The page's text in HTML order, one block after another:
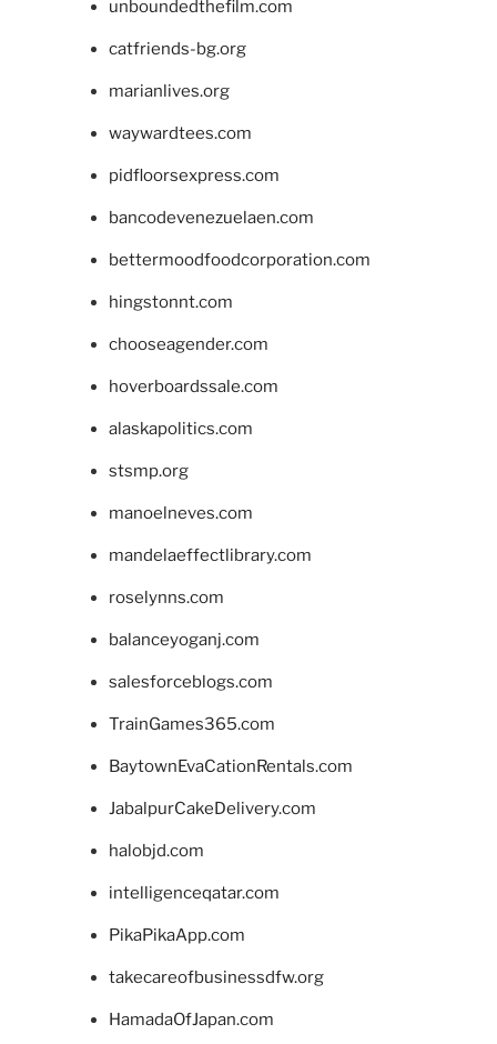
unboundedthefilm.com
catfriends-bg.org
marianlives.org
waywardtees.com
pidfloorsexpress.com
bancodevenezuelaen.com
bettermoodfoodcorporation.com
hingstonnt.com
chooseagender.com
hoverboardssale.com
alaskapolitics.com
stsmp.org
manoelneves.com
mandelaeffectlibrary.com
roselynns.com
balanceyoganj.com
salesforceblogs.com
TrainGames365.com
BaytownEvaCationRentals.com
JabalpurCakeDelivery.com
halobjd.com
intelligenceqatar.com
PikaPikaApp.com
takecareofbusinessdfw.org
HamadaOfJapan.com